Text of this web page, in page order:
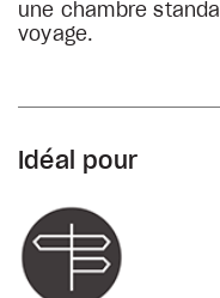
une chambre
voyage.
Idéal pour